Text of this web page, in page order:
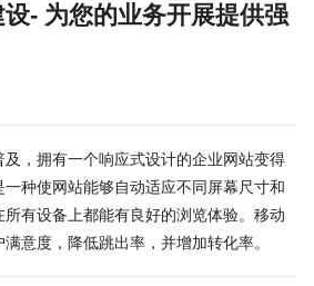
- 为您的业务开展提供强
，拥有一个响应式设计的企业网站变得
种使网站能够自动适应不同屏幕尺寸和
有设备上都能有良好的浏览体验。移动
意度，降低跳出率，并增加转化率。